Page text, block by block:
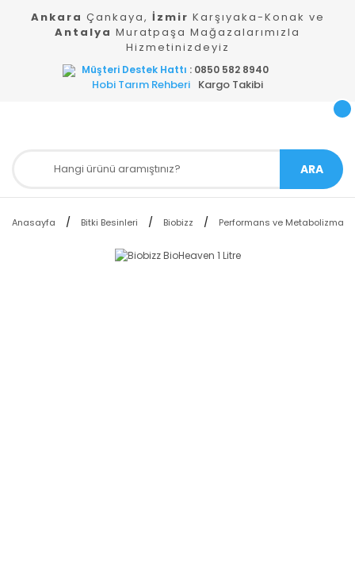
Ankara Çankaya, İzmir Karşıyaka-Konak ve
Antalya Muratpaşa Mağazalarımızla
Hizmetinizdeyiz
Müşteri Destek Hattı : 0850 582 8940
Hobi Tarım Rehberi Kargo Takibi
ARA
Anasayfa Bitki Besinleri Biobizz Performans ve Metabolizma